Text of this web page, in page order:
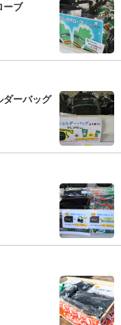
ーブ
ダーバッグ